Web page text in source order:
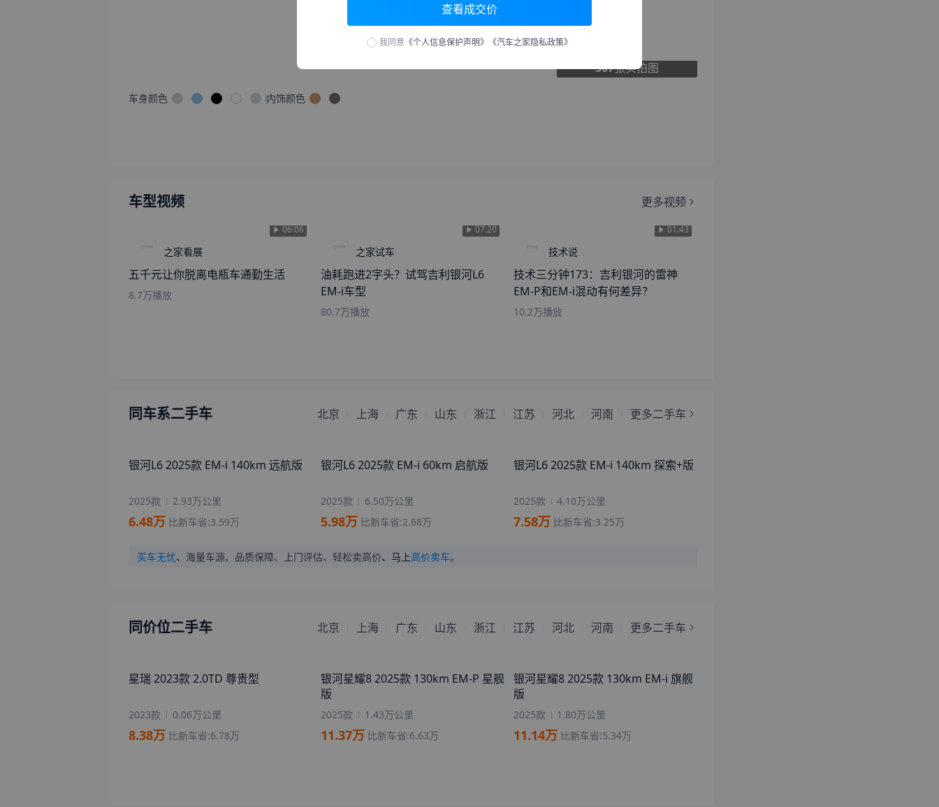
507张实拍图
车身颜色 内饰颜色
车型视频 更多视频
06:06
之家看展
五千元让你脱离电瓶车通勤生活
8.7万播放
07:20
之家试车
油耗跑进2字头？试驾吉利银河L6
EM-i车型
80.7万播放
01:43
技术说
技术三分钟173：吉利银河的雷神
EM-P和EM-i混动有何差异？
10.2万播放
同车系二手车 北京 上海 广东 山东 浙江 江苏 河北 河南 更多二手车
银河L6 2025款 EM-i 140km 远航版
2025款 2.93万公里
6.48万 比新车省:3.59万
银河L6 2025款 EM-i 60km 启航版
2025款 6.50万公里
5.98万 比新车省:2.68万
银河L6 2025款 EM-i 140km 探索+版
2025款 4.10万公里
7.58万 比新车省:3.25万
买车无忧、 海量车源、品质保障、上门评估、轻松卖高价、马上高价卖车。
同价位二手车 北京 上海 广东 山东 浙江 江苏 河北 河南 更多二手车
星瑞 2023款 2.0TD 尊贵型
2023款 0.06万公里
8.38万 比新车省:6.78万
银河星耀8 2025款 130km EM-P 星舰
版
2025款 1.43万公里
11.37万 比新车省:6.63万
银河星耀8 2025款 130km EM-i 旗舰
版
2025款 1.80万公里
11.14万 比新车省:5.34万
来自石河子的一世苏渃瘾
来自 襄阳 的 丶失恋的感觉
刚刚获取了真实成交价
刚刚获取了真实成交价
的Mole刚刚获取了真实成交价
刚刚获取了真实成交价
你好你好你好刚刚获取了真实成交价
恰逢时光如城刚刚获取了真实成交价
来自黔西南 的萌萌哒小公举刚刚获取了真实成交价
孙宏亮的妈 刚刚获取了真实成交价
来自
刚刚获取了真实成交价
来自海东
查看成交价
我同意 《个人信息保护声明》 《汽车之家隐私政策》